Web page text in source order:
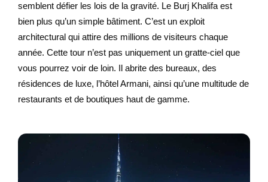
semblent défier les lois de la gravité. Le Burj Khalifa est
bien plus qu’un simple bâtiment. C’est un exploit
architectural qui attire des millions de visiteurs chaque
année. Cette tour n’est pas uniquement un gratte-ciel que
vous pourrez voir de loin. Il abrite des bureaux, des
résidences de luxe, l’hôtel Armani, ainsi qu’une multitude de
restaurants et de boutiques haut de gamme.